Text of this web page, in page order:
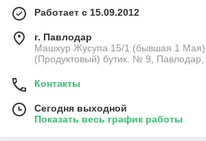
Работает с 15.09.2012
г. Павлодар
Машхур Жусупа 15/1 (бывшая 1
(Продуктовый) бутик. № 9, Павлодар,
Контакты
Сегодня выходной
Показать весь график работы